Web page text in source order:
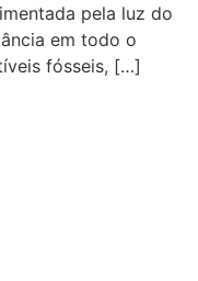
pela luz do
em todo o
fósseis, […]